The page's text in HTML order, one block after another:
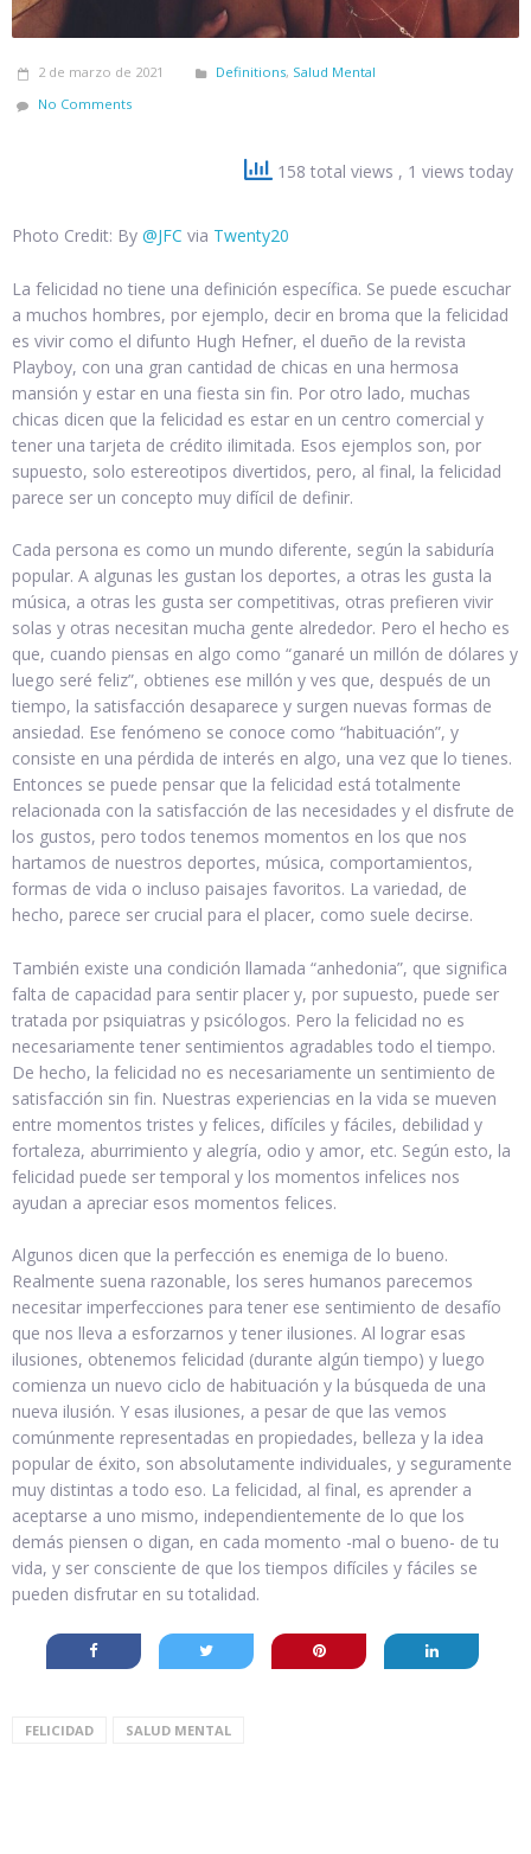
2 de marzo de 2021 Definitions, Salud Mental
No Comments
158 total views , 1 views today
Photo Credit: By @JFC via Twenty20
La felicidad no tiene una definición específica. Se puede escuchar
a muchos hombres, por ejemplo, decir en broma que la felicidad
es vivir como el difunto Hugh Hefner, el dueño de la revista
Playboy, con una gran cantidad de chicas en una hermosa
mansión y estar en una fiesta sin fin. Por otro lado, muchas
chicas dicen que la felicidad es estar en un centro comercial y
tener una tarjeta de crédito ilimitada. Esos ejemplos son, por
supuesto, solo estereotipos divertidos, pero, al final, la felicidad
parece ser un concepto muy difícil de definir.
Cada persona es como un mundo diferente, según la sabiduría
popular. A algunas les gustan los deportes, a otras les gusta la
música, a otras les gusta ser competitivas, otras prefieren vivir
solas y otras necesitan mucha gente alrededor. Pero el hecho es
que, cuando piensas en algo como “ganaré un millón de dólares y
luego seré feliz”, obtienes ese millón y ves que, después de un
tiempo, la satisfacción desaparece y surgen nuevas formas de
ansiedad. Ese fenómeno se conoce como “habituación”, y
consiste en una pérdida de interés en algo, una vez que lo tienes.
Entonces se puede pensar que la felicidad está totalmente
relacionada con la satisfacción de las necesidades y el disfrute de
los gustos, pero todos tenemos momentos en los que nos
hartamos de nuestros deportes, música, comportamientos,
formas de vida o incluso paisajes favoritos. La variedad, de
hecho, parece ser crucial para el placer, como suele decirse.
También existe una condición llamada “anhedonia”, que significa
falta de capacidad para sentir placer y, por supuesto, puede ser
tratada por psiquiatras y psicólogos. Pero la felicidad no es
necesariamente tener sentimientos agradables todo el tiempo.
De hecho, la felicidad no es necesariamente un sentimiento de
satisfacción sin fin. Nuestras experiencias en la vida se mueven
entre momentos tristes y felices, difíciles y fáciles, debilidad y
fortaleza, aburrimiento y alegría, odio y amor, etc. Según esto, la
felicidad puede ser temporal y los momentos infelices nos
ayudan a apreciar esos momentos felices.
Algunos dicen que la perfección es enemiga de lo bueno.
Realmente suena razonable, los seres humanos parecemos
necesitar imperfecciones para tener ese sentimiento de desafío
que nos lleva a esforzarnos y tener ilusiones. Al lograr esas
ilusiones, obtenemos felicidad (durante algún tiempo) y luego
comienza un nuevo ciclo de habituación y la búsqueda de una
nueva ilusión. Y esas ilusiones, a pesar de que las vemos
comúnmente representadas en propiedades, belleza y la idea
popular de éxito, son absolutamente individuales, y seguramente
muy distintas a todo eso. La felicidad, al final, es aprender a
aceptarse a uno mismo, independientemente de lo que los
demás piensen o digan, en cada momento -mal o bueno- de tu
vida, y ser consciente de que los tiempos difíciles y fáciles se
pueden disfrutar en su totalidad.
FELICIDAD SALUD MENTAL